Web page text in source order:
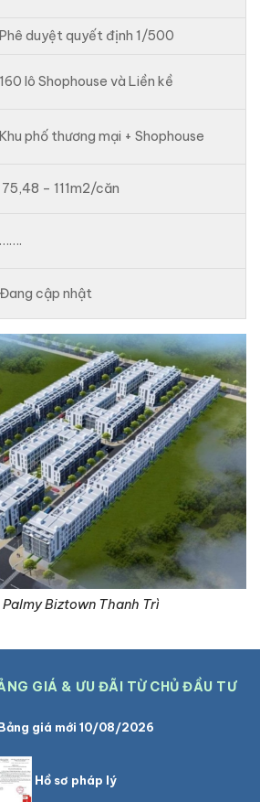
Phê duyệt quyết định 1/500
160 lô Shophouse và Liền kề
Khu phố thương mại + Shophouse
75,48 – 111m2/căn
…….
Đang cập nhật
Palmy Biztown Thanh Trì
GIÁ & ƯU ĐÃI TỪ CHỦ ĐẦU TƯ
Bảng giá mới 10/08/2026
Hồ sơ pháp lý